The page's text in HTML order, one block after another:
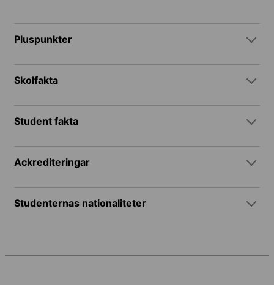
Pluspunkter
Skolfakta
Student fakta
Ackrediteringar
Studenternas nationaliteter